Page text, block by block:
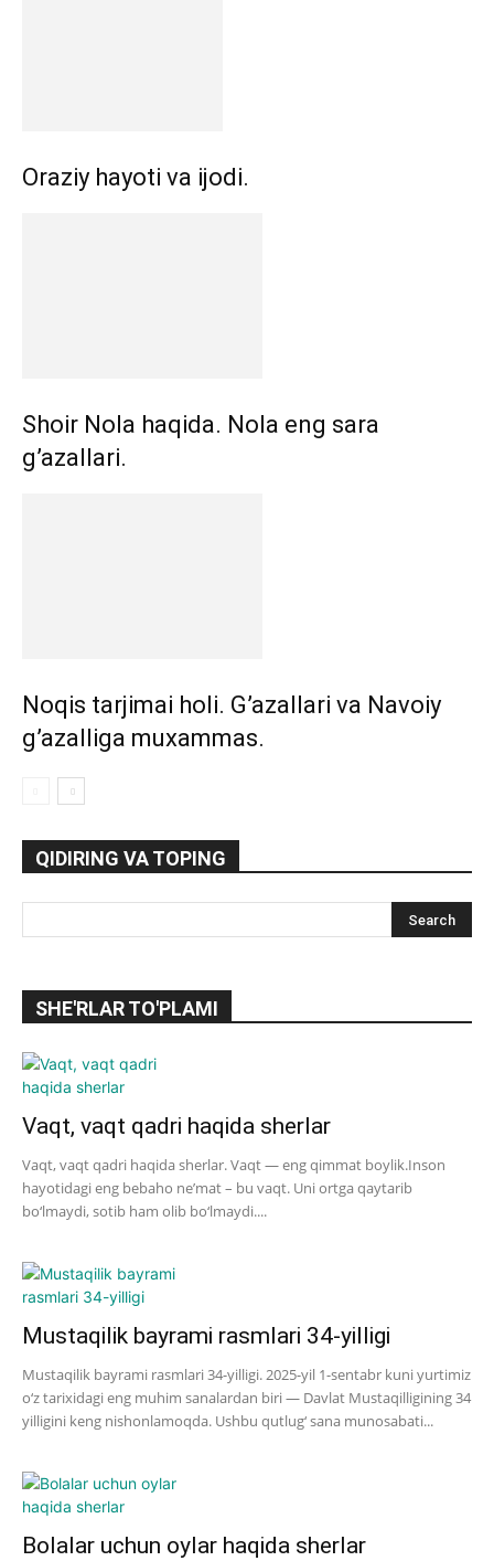
Oraziy hayoti va ijodi.
Shoir Nola haqida. Nola eng sara
g’azallari.
Noqis tarjimai holi. G’azallari va Navoiy
g’azalliga muxammas.
QIDIRING VA TOPING
SHE'RLAR TO'PLAMI
Vaqt, vaqt qadri haqida sherlar
Vaqt, vaqt qadri haqida sherlar. Vaqt — eng qimmat boylik.Inson
hayotidagi eng bebaho ne’mat – bu vaqt. Uni ortga qaytarib
bo‘lmaydi, sotib ham olib bo‘lmaydi....
Mustaqilik bayrami rasmlari 34-yilligi
Mustaqilik bayrami rasmlari 34-yilligi. 2025-yil 1-sentabr kuni yurtimiz
o‘z tarixidagi eng muhim sanalardan biri — Davlat Mustaqilligining 34
yilligini keng nishonlamoqda. Ushbu qutlug‘ sana munosabati...
Bolalar uchun oylar haqida sherlar